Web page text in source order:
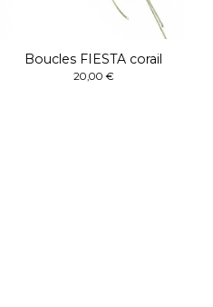
Boucles FIESTA corail
20,00 €